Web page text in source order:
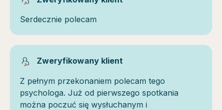
Serdecznie polecam
Zweryfikowany klient
Z pełnym przekonaniem polecam tego
psychologa. Już od pierwszego spotkania
można poczuć się wysłuchanym i